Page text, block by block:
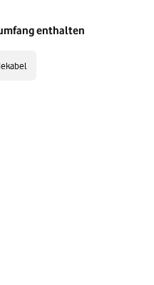
enthalten